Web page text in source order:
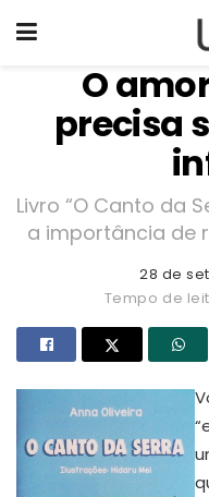
O
precisa
Livro “O Canto da
a importância de
28 de
Tempo de